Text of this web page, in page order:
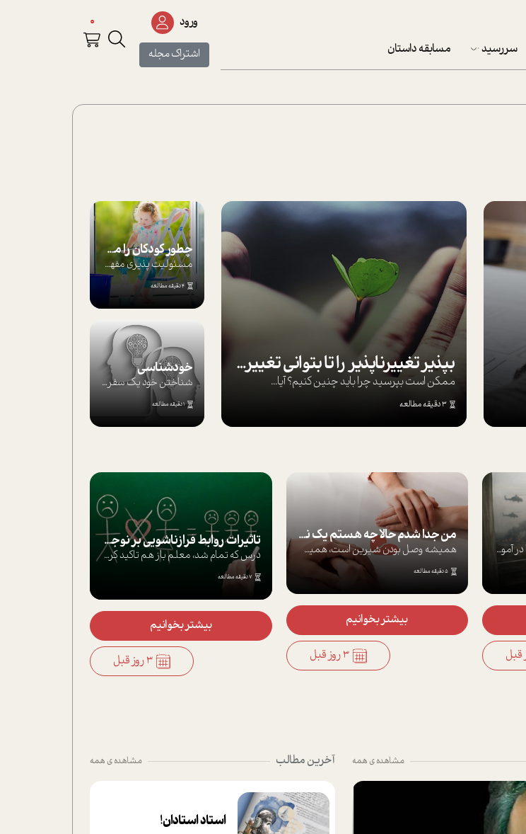
سررسید
تقویم دیواری
مسابقه داستان
ورود
اشتراک مجله
0
بپذير تغييرناپذير را تا بتواني تغييرش دهي!‏
ممکن است بپرسيد چرا بايد چنين کنيم؟ آيا...
3 دقیقه مطالعه
چطور کودکان را مسئولیت‌پذیر بار بیاورید؟
مسئولیت پذیری مفهومی ا ست که هر چه کودکت...
4 دقیقه مطالعه
خودشناسی
شناختن خود یک سفر است؛ سفری که از مسیره...
1 دقیقه مطالعه
من جدا شدم حالا چه هستم یک نیمه یا هویتی پنهان؟
همیشه وصل بودن شیرین است، همیشه دیدن ماش...
بیشتر بخوانیم
تاثيرات روابط فرا‌زناشويي بر نوجوانان
درس كه تمام شد، معلم باز هم تاکید کرد که...
بیشتر بخوانیم
موفق‌ها چگونه‌اند؟
یک در هزار!آدم ها وقتی توجه ما را به خود...
6 دقیقه مطالعه
بیشتر بخوانیم
مشاهده ی همه آخرین مطالب مشاهده ی همه
استاد استادان!